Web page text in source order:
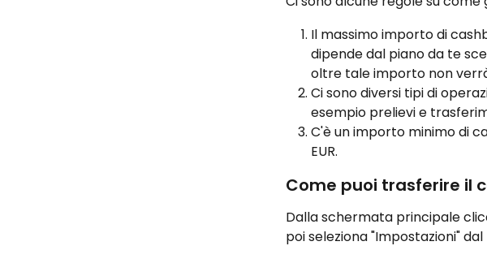
Il massimo importo di
dipende dal piano da te
oltre tale importo non
Ci sono diversi tipi di
esempio prelievi e
C'è un importo minimo di
EUR.
Come puoi trasferire il
Dalla schermata principale
poi seleziona "Impostazioni"